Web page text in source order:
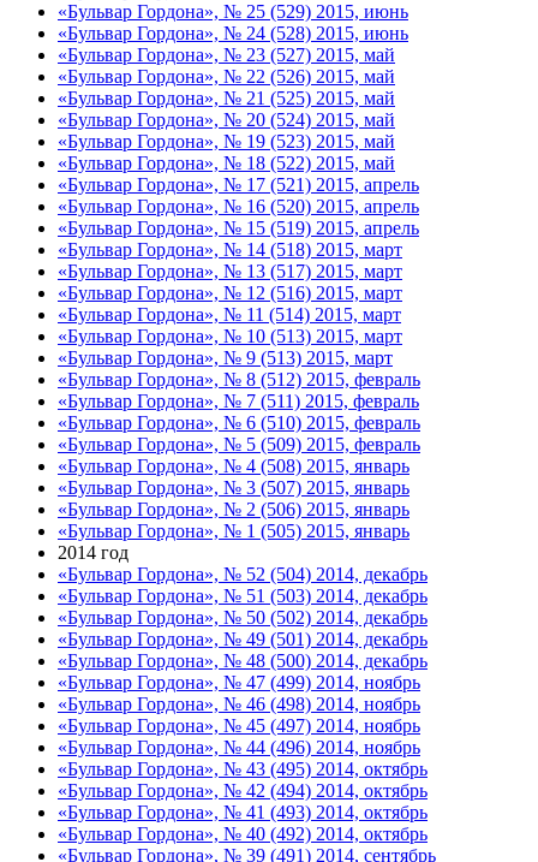
«Бульвар Гордона», № 25 (529) 2015, июнь
«Бульвар Гордона», № 24 (528) 2015, июнь
«Бульвар Гордона», № 23 (527) 2015, май
«Бульвар Гордона», № 22 (526) 2015, май
«Бульвар Гордона», № 21 (525) 2015, май
«Бульвар Гордона», № 20 (524) 2015, май
«Бульвар Гордона», № 19 (523) 2015, май
«Бульвар Гордона», № 18 (522) 2015, май
«Бульвар Гордона», № 17 (521) 2015, апрель
«Бульвар Гордона», № 16 (520) 2015, апрель
«Бульвар Гордона», № 15 (519) 2015, апрель
«Бульвар Гордона», № 14 (518) 2015, март
«Бульвар Гордона», № 13 (517) 2015, март
«Бульвар Гордона», № 12 (516) 2015, март
«Бульвар Гордона», № 11 (514) 2015, март
«Бульвар Гордона», № 10 (513) 2015, март
«Бульвар Гордона», № 9 (513) 2015, март
«Бульвар Гордона», № 8 (512) 2015, февраль
«Бульвар Гордона», № 7 (511) 2015, февраль
«Бульвар Гордона», № 6 (510) 2015, февраль
«Бульвар Гордона», № 5 (509) 2015, февраль
«Бульвар Гордона», № 4 (508) 2015, январь
«Бульвар Гордона», № 3 (507) 2015, январь
«Бульвар Гордона», № 2 (506) 2015, январь
«Бульвар Гордона», № 1 (505) 2015, январь
2014 год
«Бульвар Гордона», № 52 (504) 2014, декабрь
«Бульвар Гордона», № 51 (503) 2014, декабрь
«Бульвар Гордона», № 50 (502) 2014, декабрь
«Бульвар Гордона», № 49 (501) 2014, декабрь
«Бульвар Гордона», № 48 (500) 2014, декабрь
«Бульвар Гордона», № 47 (499) 2014, ноябрь
«Бульвар Гордона», № 46 (498) 2014, ноябрь
«Бульвар Гордона», № 45 (497) 2014, ноябрь
«Бульвар Гордона», № 44 (496) 2014, ноябрь
«Бульвар Гордона», № 43 (495) 2014, октябрь
«Бульвар Гордона», № 42 (494) 2014, октябрь
«Бульвар Гордона», № 41 (493) 2014, октябрь
«Бульвар Гордона», № 40 (492) 2014, октябрь
«Бульвар Гордона», № 39 (491) 2014, сентябрь